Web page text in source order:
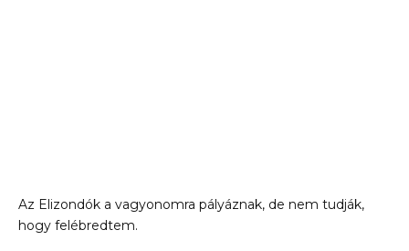
Az Elizondók a vagyonomra pályáznak, de nem tudják,
hogy felébredtem.